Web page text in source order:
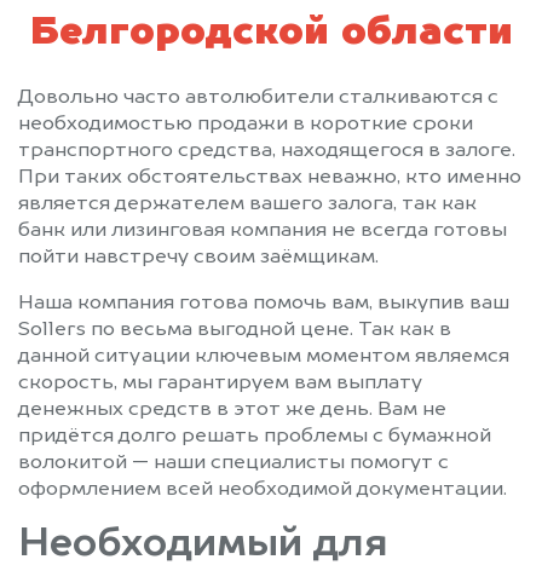
Белгородской области
Довольно часто автолюбители сталкиваются с
необходимостью продажи в короткие сроки
транспортного средства, находящегося в залоге.
При таких обстоятельствах неважно, кто именно
является держателем вашего залога, так как
банк или лизинговая компания не всегда готовы
пойти навстречу своим заёмщикам.
Наша компания готова помочь вам, выкупив ваш
Sollers по весьма выгодной цене. Так как в
данной ситуации ключевым моментом являемся
скорость, мы гарантируем вам выплату
денежных средств в этот же день. Вам не
придётся долго решать проблемы с бумажной
волокитой — наши специалисты помогут с
оформлением всей необходимой документации.
Необходимый для